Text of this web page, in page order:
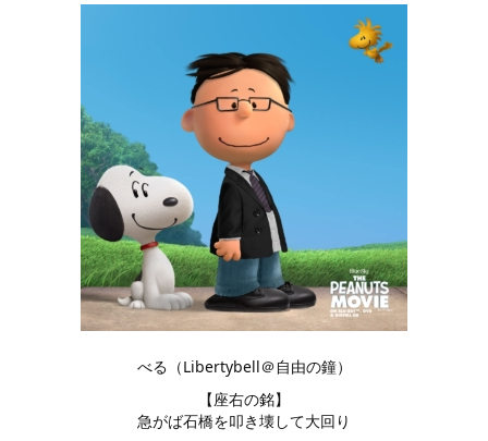
べる（Libertybell＠自由の鐘）
【座右の銘】
急がば石橋を叩き壊して大回り